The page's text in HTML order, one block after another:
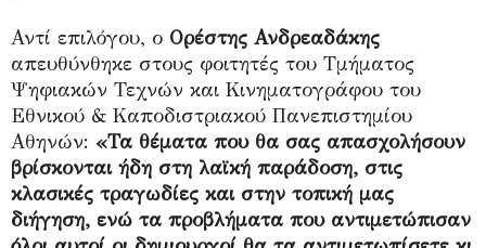
Αντί επιλόγου, ο Ορέστης Ανδρεαδάκης
απευθύνθηκε στους φοιτητές του Τμήματος
Ψηφιακών Τεχνών και Κινηματογράφου του
Εθνικού & Καποδιστριακού Πανεπιστημίου
Αθηνών: «Τα θέματα που θα σας απασχολήσουν
βρίσκονται ήδη στη λαϊκή παράδοση, στις
κλασικές τραγωδίες και στην τοπική μας
διήγηση, ενώ τα προβλήματα που αντιμετώπισαν